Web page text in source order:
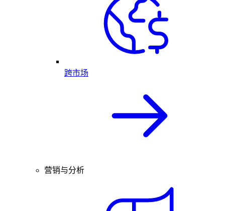
跨市场
营销与分析